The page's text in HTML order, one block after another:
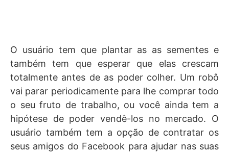
O usuário tem que plantar as as sementes e
também tem que esperar que elas crescam
totalmente antes de as poder colher. Um robô
vai parar periodicamente para lhe comprar todo
o seu fruto de trabalho, ou você ainda tem a
hipótese de poder vendê-los no mercado. O
usuário também tem a opção de contratar os
seus amigos do Facebook para ajudar nas suas